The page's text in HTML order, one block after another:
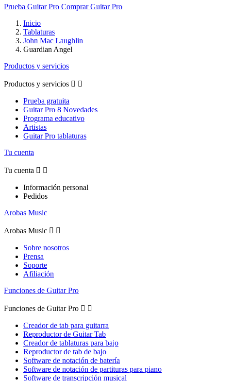
Prueba Guitar Pro Comprar Guitar Pro
Inicio
Tablaturas
John Mac Laughlin
Guardian Angel
Productos y servicios
Productos y servicios  
Prueba gratuita
Guitar Pro 8 Novedades
Programa educativo
Artistas
Guitar Pro tablaturas
Tu cuenta
Tu cuenta  
Información personal
Pedidos
Arobas Music
Arobas Music  
Sobre nosotros
Prensa
Soporte
Afiliación
Funciones de Guitar Pro
Funciones de Guitar Pro  
Creador de tab para guitarra
Reproductor de Guitar Tab
Creador de tablaturas para bajo
Reproductor de tab de bajo
Software de notación de batería
Software de notación de partituras para piano
Software de transcripción musical